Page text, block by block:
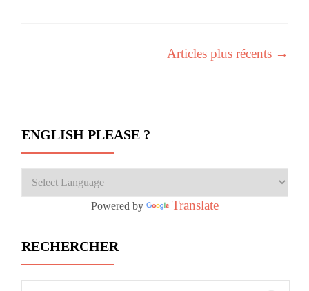
Navigation des articlesArticles plus récents →
ENGLISH PLEASE ?
Powered by Translate
RECHERCHER